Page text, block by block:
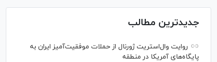
جدیدترین مطالب
روایت وال‌استریت ژورنال از حملات موفقیت‌آمیز ایران به
پایگاه‌های آمریکا در منطقه